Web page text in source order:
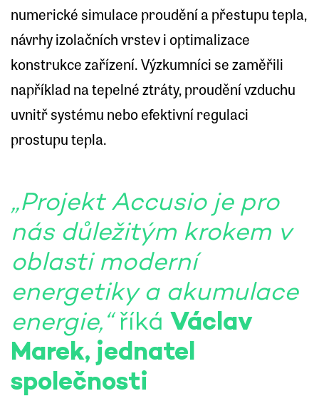
numerické simulace proudění a přestupu tepla,
návrhy izolačních vrstev i optimalizace
konstrukce zařízení. Výzkumníci se zaměřili
například na tepelné ztráty, proudění vzduchu
uvnitř systému nebo efektivní regulaci
prostupu tepla.
„Projekt Accusio je pro
nás důležitým krokem v
oblasti moderní
energetiky a akumulace
energie,“říká Václav
Marek, jednatel
společnosti